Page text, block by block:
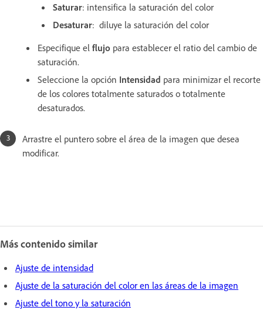
Saturar: intensifica la saturación del color
Desaturar: diluye la saturación del color
Especifique el flujo para establecer el ratio del cambio de
saturación.
Seleccione la opción Intensidad para minimizar el recorte
de los colores totalmente saturados o totalmente
desaturados.
Arrastre el puntero sobre el área de la imagen que desea
modificar.
Más contenido similar
Ajuste de intensidad
Ajuste de la saturación del color en las áreas de la imagen
Ajuste del tono y la saturación